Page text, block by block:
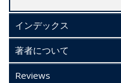
インデックス
著者について
Reviews